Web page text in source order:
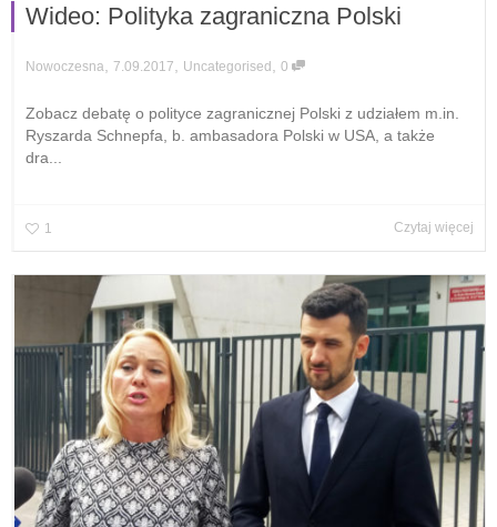
Wideo: Polityka zagraniczna Polski
Nowoczesna 7.09.2017 Uncategorised 0
Zobacz debatę o polityce zagranicznej Polski z udziałem m.in.
Ryszarda Schnepfa, b. ambasadora Polski w USA, a także
dra...
1 Czytaj więcej